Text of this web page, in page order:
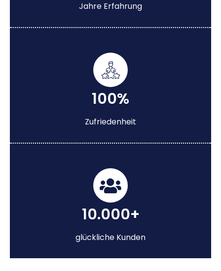
Jahre Erfahrung
100%
Zufriedenheit
10.000+
glückliche Kunden